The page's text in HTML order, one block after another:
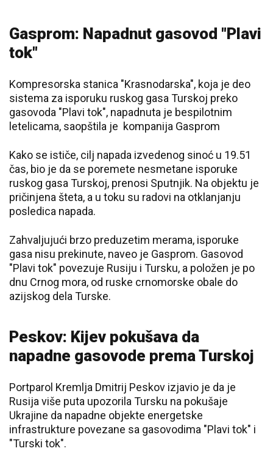
Gasprom: Napadnut gasovod "Plavi
tok"
Kompresorska stanica "Krasnodarska", koja je deo
sistema za isporuku ruskog gasa Turskoj preko
gasovoda "Plavi tok", napadnuta je bespilotnim
letelicama, saopštila je kompanija Gasprom
Kako se ističe, cilj napada izvedenog sinoć u 19.51
čas, bio je da se poremete nesmetane isporuke
ruskog gasa Turskoj, prenosi Sputnjik. Na objektu je
pričinjena šteta, a u toku su radovi na otklanjanju
posledica napada.
Zahvaljujući brzo preduzetim merama, isporuke
gasa nisu prekinute, naveo je Gasprom. Gasovod
"Plavi tok" povezuje Rusiju i Tursku, a položen je po
dnu Crnog mora, od ruske crnomorske obale do
azijskog dela Turske.
Peskov: Kijev pokušava da
napadne gasovode prema Turskoj
Portparol Kremlja Dmitrij Peskov izjavio je da je
Rusija više puta upozorila Tursku na pokušaje
Ukrajine da napadne objekte energetske
infrastrukture povezane sa gasovodima "Plavi tok" i
"Turski tok".